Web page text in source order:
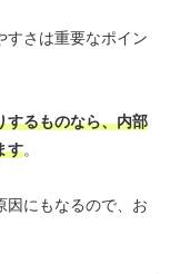
すさは重要なポイン
するものなら、内部
す。
因にもなるので、お